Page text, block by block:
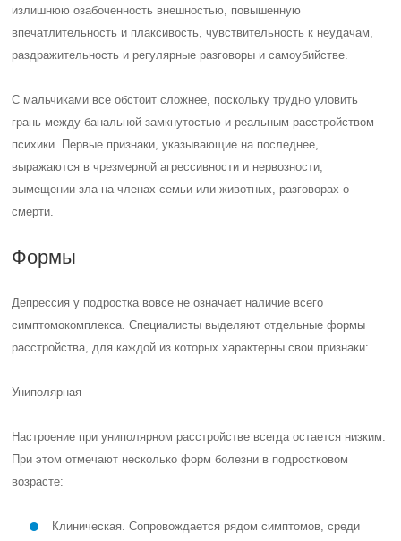
излишнюю озабоченность внешностью, повышенную
впечатлительность и плаксивость, чувствительность к неудачам,
раздражительность и регулярные разговоры и самоубийстве.
С мальчиками все обстоит сложнее, поскольку трудно уловить
грань между банальной замкнутостью и реальным расстройством
психики. Первые признаки, указывающие на последнее,
выражаются в чрезмерной агрессивности и нервозности,
вымещении зла на членах семьи или животных, разговорах о
смерти.
Формы
Депрессия у подростка вовсе не означает наличие всего
симптомокомплекса. Специалисты выделяют отдельные формы
расстройства, для каждой из которых характерны свои признаки:
Униполярная
Настроение при униполярном расстройстве всегда остается низким.
При этом отмечают несколько форм болезни в подростковом
возрасте:
Клиническая. Сопровождается рядом симптомов, среди